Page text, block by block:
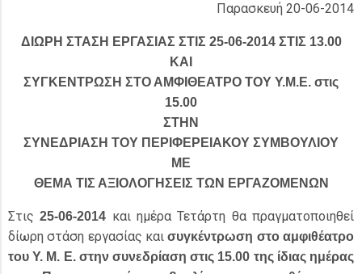
Παρασκευή 20-06-2014
ΔΙΩΡΗ ΣΤΑΣΗ ΕΡΓΑΣΙΑΣ ΣΤΙΣ 25-06-2014 ΣΤΙΣ 13.00
ΚΑΙ
ΣΥΓΚΕΝΤΡΩΣΗ ΣΤΟ ΑΜΦΙΘΕΑΤΡΟ ΤΟΥ Υ.Μ.Ε. στις
15.00
ΣΤΗΝ
ΣΥΝΕΔΡΙΑΣΗ ΤΟΥ ΠΕΡΙΦΕΡΕΙΑΚΟΥ ΣΥΜΒΟΥΛΙΟΥ
ΜΕ
ΘΕΜΑ ΤΙΣ ΑΞΙΟΛΟΓΗΣΕΙΣ ΤΩΝ ΕΡΓΑΖΟΜΕΝΩΝ
Στις25-06-2014 και ημέρα Τετάρτη θα πραγματοποιηθεί
δίωρη στάση εργασίας καισυγκέντρωση στο αμφιθέατρο
του Υ. Μ. Ε. στην συνεδρίαση στις 15.00 της ίδιας ημέρας